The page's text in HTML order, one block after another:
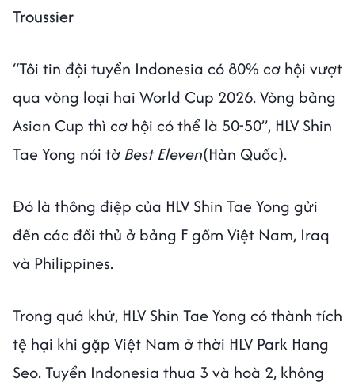
Troussier
“Tôi tin đội tuyển Indonesia có 80% cơ hội vượt
qua vòng loại hai World Cup 2026. Vòng bảng
Asian Cup thì cơ hội có thể là 50-50”, HLV Shin
Tae Yong nói tờ Best Eleven(Hàn Quốc).
Đó là thông điệp của HLV Shin Tae Yong gửi
đến các đối thủ ở bảng F gồm Việt Nam, Iraq
và Philippines.
Trong quá khứ, HLV Shin Tae Yong có thành tích
tệ hại khi gặp Việt Nam ở thời HLV Park Hang
Seo. Tuyển Indonesia thua 3 và hoà 2, không